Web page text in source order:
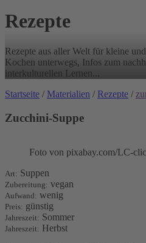
Rezepte
Rezepte aus aller Welt für kleine
Kochen unterwegs, Infos zum
interkulturellen Lernen...
Startseite / Materialien / Rezepte /
Zucchini-Suppe
Foto von pixabay.com/LC-
Art: Suppen
Zubereitung: vegan
Aufwand: wenig
Preis: günstig
Jahreszeit: Sommer
Jahreszeit: Herbst